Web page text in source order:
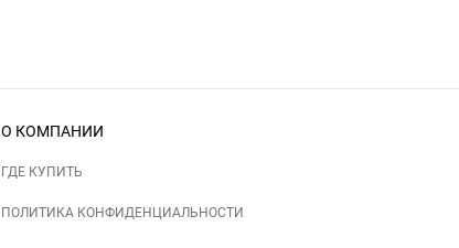
О КОМПАНИИ
ГДЕ КУПИТЬ
ПОЛИТИКА КОНФИДЕНЦИАЛЬНОСТИ